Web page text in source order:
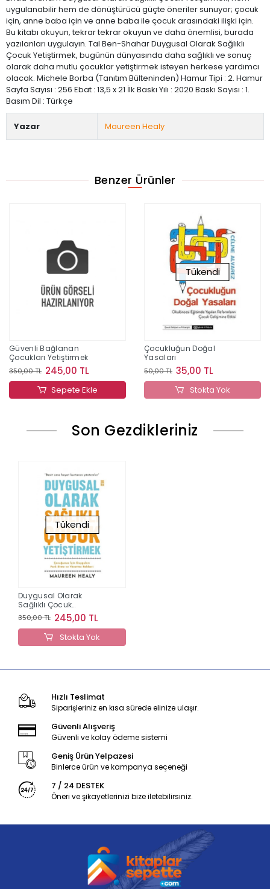
uygulanabilir hem de dönüştürücü güçte öneriler sunuyor; çocuk
için, anne baba için ve anne baba ile çocuk arasındaki ilişki için.
Bu kitabı okuyun, tekrar tekrar okuyun ve daha önemlisi, burada
yazılanları uygulayın. Tal Ben-Shahar Duygusal Olarak Sağlıklı
Çocuk Yetiştirmek, bugünün dünyasında daha sağlıklı ve sonuç
olarak daha mutlu çocuklar yetiştirmek isteyen herkese yardımcı
olacak. Michele Borba (Tanıtım Bülteninden) Hamur Tipi : 2. Hamur
Sayfa Sayısı : 256 Ebat : 13,5 x 21 İlk Baskı Yılı : 2020 Baskı Sayısı : 1.
Basım Dil : Türkçe
Yazar Maureen Healy
Benzer Ürünler
Güvenli Bağlanan
Çocukları Yetiştirmek
350,00 TL 245,00 TL
Sepete Ekle
Tükendi
Çocukluğun Doğal
Yasaları
50,00 TL 35,00 TL
Stokta Yok
Son Gezdikleriniz
Tükendi
Duygusal Olarak
Sağlıklı Çocuk
Yetiştirmek
350,00 TL 245,00 TL
Stokta Yok
Hızlı Teslimat
Siparişleriniz en kısa sürede elinize ulaşır.
Güvenli Alışveriş
Güvenli ve kolay ödeme sistemi
Geniş Ürün Yelpazesi
Binlerce ürün ve kampanya seçeneği
7 / 24 DESTEK
Öneri ve şikayetlerinizi bize iletebilirsiniz.